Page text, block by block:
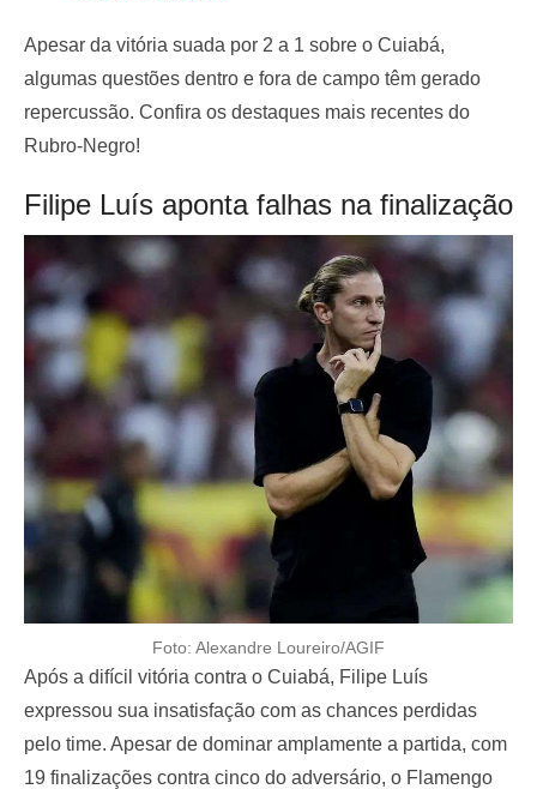
Apesar da vitória suada por 2 a 1 sobre o Cuiabá,
algumas questões dentro e fora de campo têm gerado
repercussão. Confira os destaques mais recentes do
Rubro-Negro!
Filipe Luís aponta falhas na finalização
Foto: Alexandre Loureiro/AGIF
Após a difícil vitória contra o Cuiabá, Filipe Luís
expressou sua insatisfação com as chances perdidas
pelo time. Apesar de dominar amplamente a partida, com
19 finalizações contra cinco do adversário, o Flamengo